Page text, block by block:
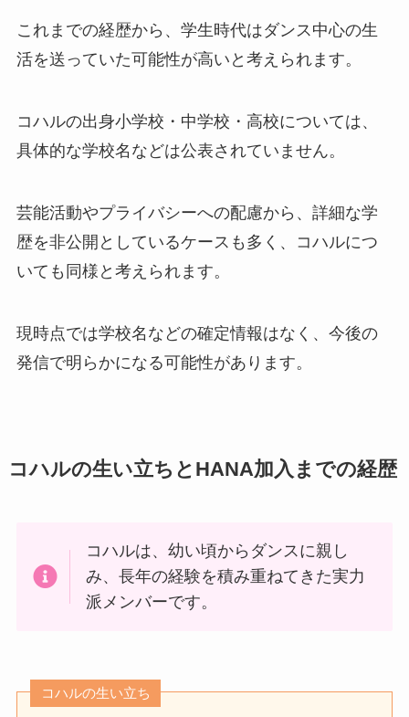
これまでの経歴から、学生時代はダンス中心の生
活を送っていた可能性が高いと考えられます。
コハルの出身小学校・中学校・高校については、
具体的な学校名などは公表されていません。
芸能活動やプライバシーへの配慮から、詳細な学
歴を非公開としているケースも多く、コハルにつ
いても同様と考えられます。
現時点では学校名などの確定情報はなく、今後の
発信で明らかになる可能性があります。
コハルの生い立ちとHANA加入までの経歴
コハルは、幼い頃からダンスに親し
み、長年の経験を積み重ねてきた実力
派メンバーです。
コハルの生い立ち